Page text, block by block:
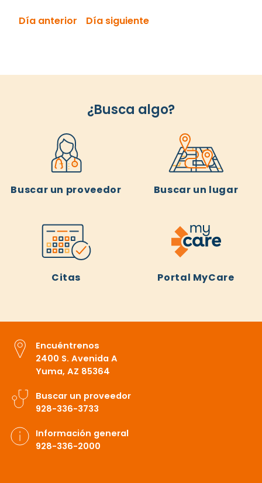
Día anterior Día siguiente
¿Busca algo?
Buscar un proveedor Buscar un lugar
Citas Portal MyCare
Encuéntrenos
2400 S. Avenida A
Yuma, AZ 85364
Buscar un proveedor
928-336-3733
Información general
928-336-2000